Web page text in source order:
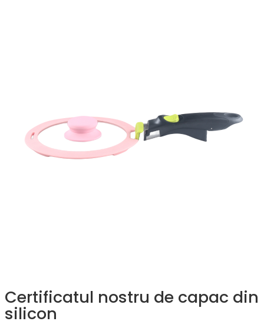
Certificatul nostru de capac din
silicon